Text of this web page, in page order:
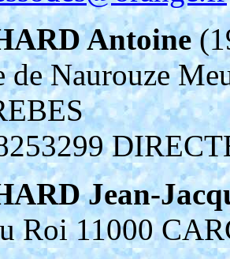
Antoine
Naurouze
Jean-
Roi 11000